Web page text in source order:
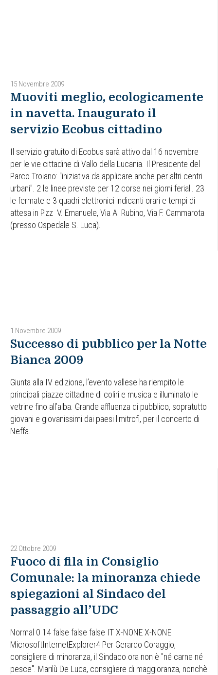
15 Novembre 2009
Muoviti meglio, ecologicamente
in navetta. Inaugurato il
servizio Ecobus cittadino
Il servizio gratuito di Ecobus sarà attivo dal 16 novembre
per le vie cittadine di Vallo della Lucania. Il Presidente del
Parco Troiano: "iniziativa da applicare anche per altri centri
urbani". 2 le linee previste per 12 corse nei giorni feriali. 23
le fermate e 3 quadri elettronici indicanti orari e tempi di
attesa in P.zz V. Emanuele, Via A. Rubino, Via F. Cammarota
(presso Ospedale S. Luca).
1 Novembre 2009
Successo di pubblico per la Notte
Bianca 2009
Giunta alla IV edizione, l’evento vallese ha riempito le
principali piazze cittadine di coliri e musica e illuminato le
vetrine fino all’alba. Grande affluenza di pubblico, sopratutto
giovani e giovanissimi dai paesi limitrofi, per il concerto di
Neffa.
22 Ottobre 2009
Fuoco di fila in Consiglio
Comunale: la minoranza chiede
spiegazioni al Sindaco del
passaggio all’UDC
Normal 0 14 false false false IT X-NONE X-NONE
MicrosoftInternetExplorer4 Per Gerardo Coraggio,
consigliere di minoranza, il Sindaco ora non è "né carne né
pesce". Marilù De Luca, consigliere di maggioranza, nonchè